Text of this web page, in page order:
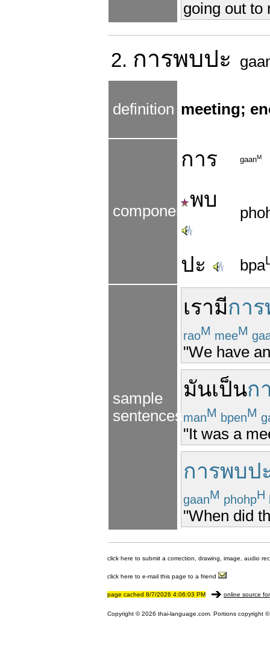
going out to
2. การพบปะ
definition meeting;
components
การ gaanM
พบ
ปะ bpa
sample
sentences
เรามีกา
raoM meeM
"We have
มันเป็นก
manM bpenM
"It was a
การพบป
gaanM phohpH
"When did
click here to submit a correction, drawing, image, audio
click here to e-mail this page to a friend
page cached 8/7/2026 4:06:03 PM online source
Copyright © 2026 thai-language.com. Portions copyright